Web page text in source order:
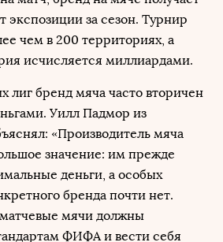
экспозиции за сезон. Турнир
чем в 200 территориях, а
исчисляется миллиардами.
лиг бренд мяча часто вторичен
Уилл Падмор из
«Производитель мяча
значение: им прежде
деньги, а особых
бренда почти нет.
мячи должны
ФИФА и вести себя